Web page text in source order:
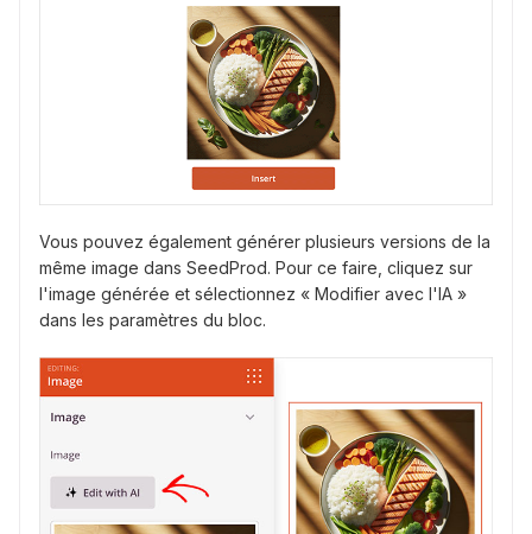
Vous pouvez également générer plusieurs versions de la
même image dans SeedProd. Pour ce faire, cliquez sur
l'image générée et sélectionnez « Modifier avec l'IA »
dans les paramètres du bloc.